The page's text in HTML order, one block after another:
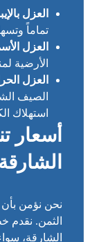
العزل
تماماً
العزل
الأرضية
العزل
الصيف
استهلاك
أسعار
الشارقة
نحن نؤمن بأن
الثمن. نقدم
الشارقة،